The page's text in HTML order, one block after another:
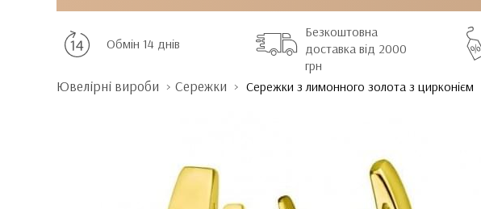
Обмін 14 днів
Безкоштовна
доставка від 2000
грн
Ювелірні вироби Сережки Сережки з лимонного золота з цирконієм